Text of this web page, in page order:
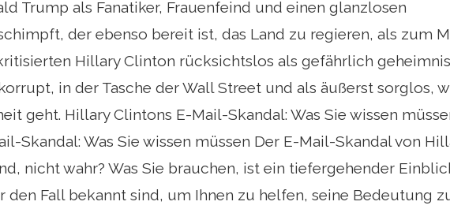
Trump als Fanatiker, Frauenfeind und einen glanzlosen
der ebenso bereit ist, das Land zu regieren, als zum
Hillary Clinton rücksichtslos als gefährlich
in der Tasche der Wall Street und als äußerst sorglos,
geht. Hillary Clintons E-Mail-Skandal: Was Sie wissen
Skandal: Was Sie wissen müssen Der E-Mail-Skandal von
nicht wahr? Was Sie brauchen, ist ein tiefergehender
den Fall bekannt sind, um Ihnen zu helfen, seine Bedeutung